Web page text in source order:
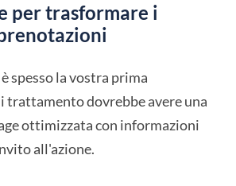
per trasformare i
spesso la vostra prima
trattamento dovrebbe avere una
ottimizzata con informazioni
all'azione.